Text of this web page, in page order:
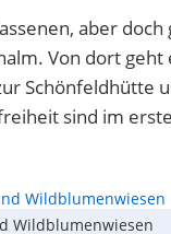
aber doch
Von dort geht
Schönfeldhütte
sind im
Wildblumenwiesen